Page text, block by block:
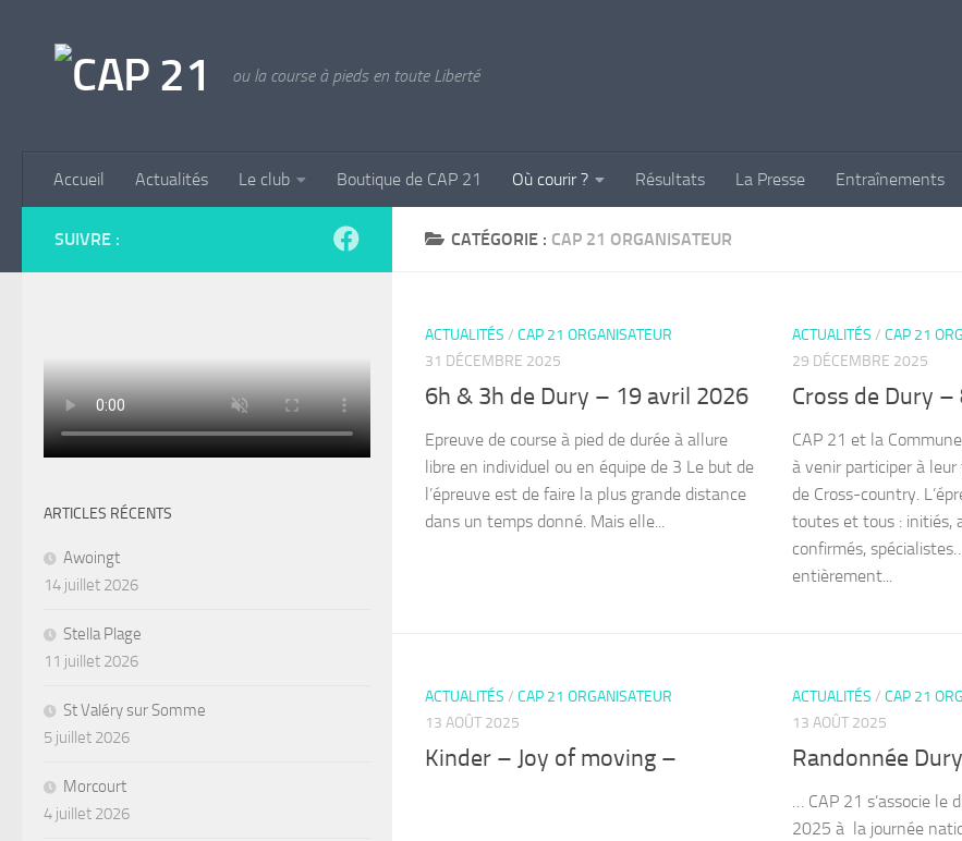
ou la course à pieds en toute Liberté
Accueil Actualités Le club Boutique de CAP 21 Où courir ? Résultats La Presse Entraînements
CATÉGORIE : CAP 21 ORGANISATEUR
ACTUALITÉS / CAP 21 ORGANISATEUR
31 DÉCEMBRE 2025
6h & 3h de Dury – 19 avril 2026
Epreuve de course à pied de durée à allure
libre en individuel ou en équipe de 3 Le but de
l’épreuve est de faire la plus grande distance
dans un temps donné. Mais elle...
ACTUALITÉS / CAP 21
29 DÉCEMBRE 2025
Cross de Dury
CAP 21 et la
à venir participer à
de Cross-country.
toutes et tous : initiés,
confirmés,
entièrement...
ACTUALITÉS / CAP 21 ORGANISATEUR
13 AOÛT 2025
Kinder – Joy of moving –
ACTUALITÉS / CAP 21
13 AOÛT 2025
Randonnée Dury
… CAP 21 s’associe le
2025 à la journée
SUIVRE :
ARTICLES RÉCENTS
Awoingt
14 juillet 2026
Stella Plage
11 juillet 2026
St Valéry sur Somme
5 juillet 2026
Morcourt
4 juillet 2026